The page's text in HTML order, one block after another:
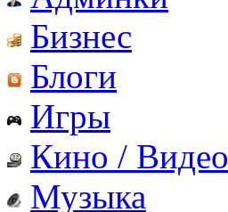
Бизнес
Блоги
Игры
Кино / Видео
Музыка